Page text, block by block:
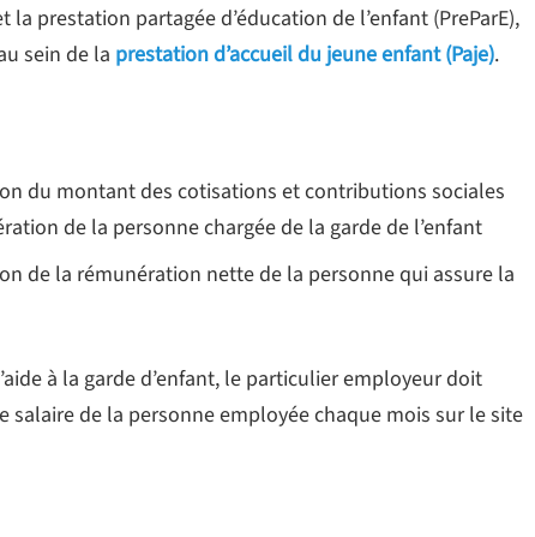
la prestation partagée d’éducation de l’enfant (PreParE),
sein de la prestation d’accueil du jeune enfant (Paje).
du montant des cotisations et contributions sociales
de la personne chargée de la garde de l’enfant
de la rémunération nette de la personne qui assure la
à la garde d’enfant, le particulier employeur doit
salaire de la personne employée chaque mois sur le site